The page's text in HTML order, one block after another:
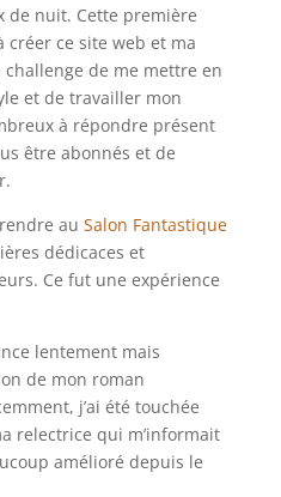
de nuit. Cette première
créer ce site web et ma
challenge de me mettre en
et de travailler mon
à répondre présent
être abonnés et de
au Salon Fantastique
dédicaces et
Ce fut une expérience
lentement mais
de mon roman
j’ai été touchée
relectrice qui m’informait
amélioré depuis le